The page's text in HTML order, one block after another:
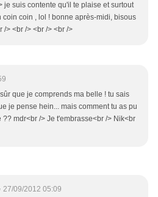
je suis contente qu'il te plaise et surtout
coin coin , lol ! bonne après-midi, bisous
/> <br /> <br /> <br />
que je comprends ma belle ! tu sais
je pense hein... mais comment tu as pu
mdr<br /> Je t'embrasse<br /> Nik<br
27/09/2012 05:09